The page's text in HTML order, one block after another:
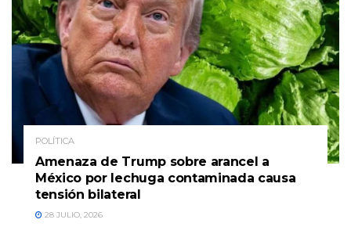
POLÍTICA
Amenaza de Trump sobre arancel a
México por lechuga contaminada causa
tensión bilateral
28 JULIO, 2026